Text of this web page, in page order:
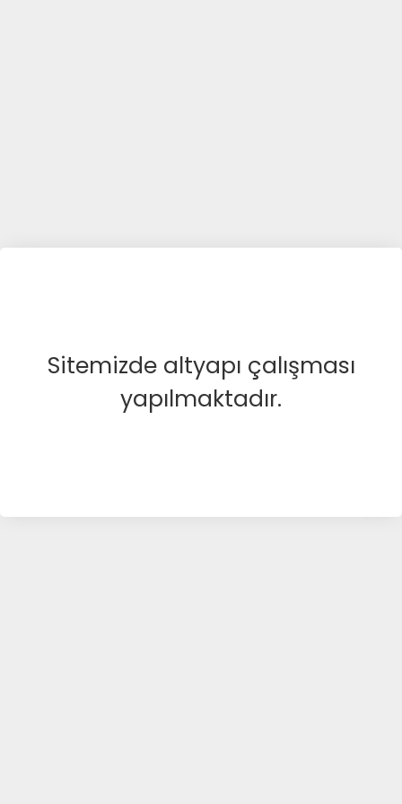
Sitemizde altyapı çalışması
yapılmaktadır.